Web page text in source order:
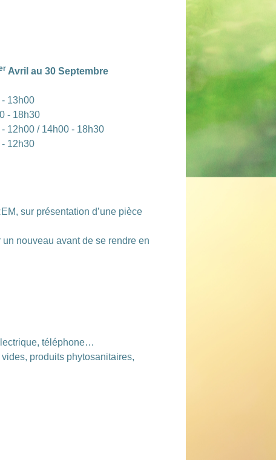
Avril au 30 Septembre
13h00
- 18h30
12h00 / 14h00 - 18h30
12h30
sur présentation d’une pièce
un nouveau avant de se rendre en
téléphone…
produits phytosanitaires,